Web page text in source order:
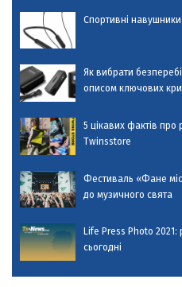
Спортивні
Як вибрати
описом ключових
5 цікавих фактів про
Twinsstore
Фестиваль «Фане
до музичного свята
Life Press Photo 2021:
сьогодні